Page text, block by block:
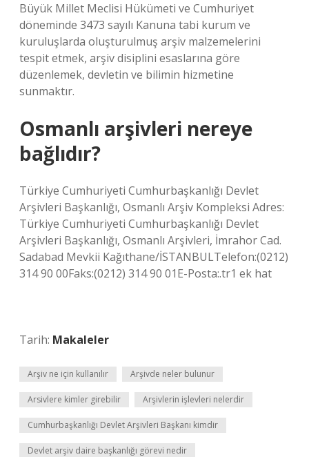
Büyük Millet Meclisi Hükümeti ve Cumhuriyet
döneminde 3473 sayılı Kanuna tabi kurum ve
kuruluşlarda oluşturulmuş arşiv malzemelerini
tespit etmek, arşiv disiplini esaslarına göre
düzenlemek, devletin ve bilimin hizmetine
sunmaktır.
Osmanlı arşivleri nereye
bağlıdır?
Türkiye Cumhuriyeti Cumhurbaşkanlığı Devlet
Arşivleri Başkanlığı, Osmanlı Arşiv Kompleksi Adres:
Türkiye Cumhuriyeti Cumhurbaşkanlığı Devlet
Arşivleri Başkanlığı, Osmanlı Arşivleri, İmrahor Cad.
Sadabad Mevkii Kağıthane/İSTANBULTelefon:(0212)
314 90 00Faks:(0212) 314 90 01E-Posta:.tr1 ek hat
Tarih: Makaleler
Arşiv ne için kullanılır Arşivde neler bulunur
Arsivlere kimler girebilir Arşivlerin işlevleri nelerdir
Cumhurbaşkanlığı Devlet Arşivleri Başkanı kimdir
Devlet arşiv daire başkanlığı görevi nedir